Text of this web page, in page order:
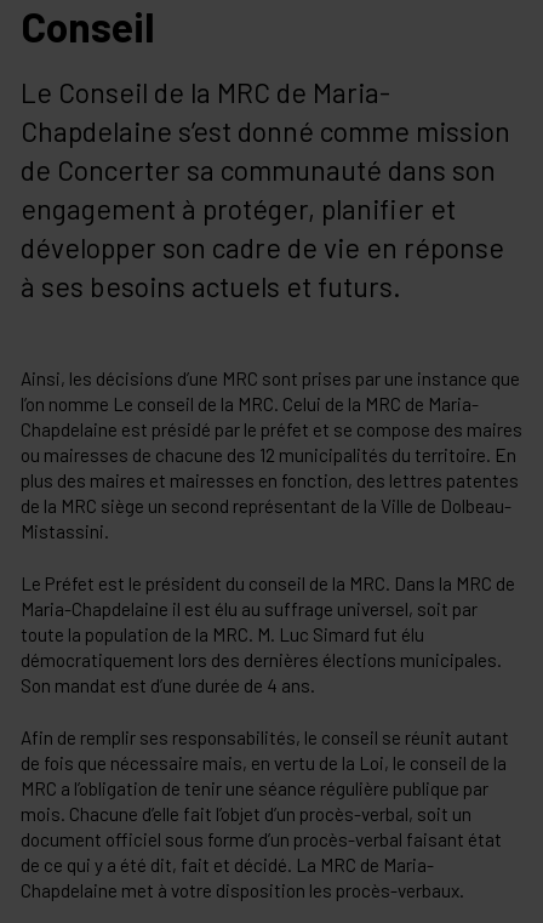
Conseil
Le Conseil de la MRC de Maria-
Chapdelaine s’est donné comme mission
de Concerter sa communauté dans son
engagement à protéger, planifier et
développer son cadre de vie en réponse
à ses besoins actuels et futurs.
Ainsi, les décisions d’une MRC sont prises par une instance que
l’on nomme Le conseil de la MRC. Celui de la MRC de Maria-
Chapdelaine est présidé par le préfet et se compose des maires
ou mairesses de chacune des 12 municipalités du territoire. En
plus des maires et mairesses en fonction, des lettres patentes
de la MRC siège un second représentant de la Ville de Dolbeau-
Mistassini.
Le Préfet est le président du conseil de la MRC. Dans la MRC de
Maria-Chapdelaine il est élu au suffrage universel, soit par
toute la population de la MRC. M. Luc Simard fut élu
démocratiquement lors des dernières élections municipales.
Son mandat est d’une durée de 4 ans.
Afin de remplir ses responsabilités, le conseil se réunit autant
de fois que nécessaire mais, en vertu de la Loi, le conseil de la
MRC a l’obligation de tenir une séance régulière publique par
mois. Chacune d’elle fait l’objet d’un procès-verbal, soit un
document officiel sous forme d’un procès-verbal faisant état
de ce qui y a été dit, fait et décidé. La MRC de Maria-
Chapdelaine met à votre disposition les procès-verbaux.